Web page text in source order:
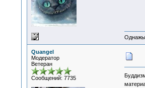
Однажы
Quangel
Модератор
Ветеран
Сообщений: 7735